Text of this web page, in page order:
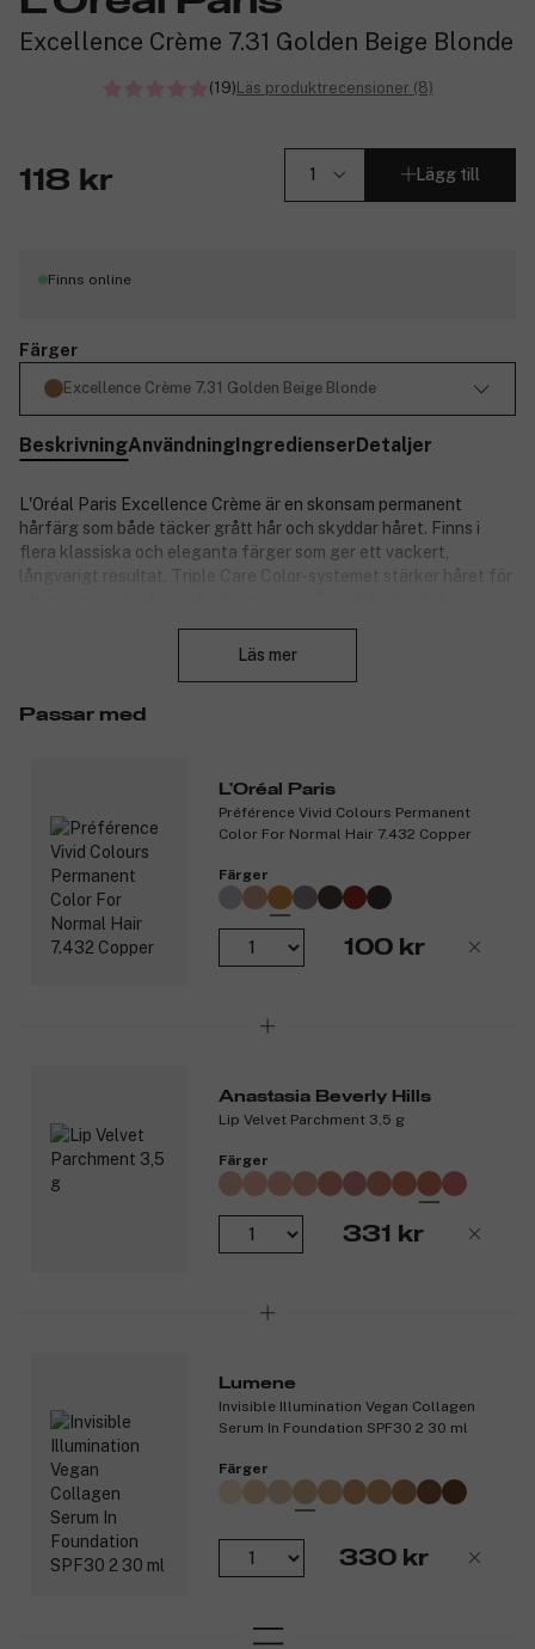
Excellence Crème 7.31 Golden Beige Blonde
(19)Läs produktrecensioner (8)
118 kr Lägg till
Finns online
Färger
Excellence Crème 7.31 Golden Beige Blonde
BeskrivningAnvändningIngredienserDetaljer
L'Oréal Paris Excellence Crème är en skonsam permanent
hårfärg som både täcker grått hår och skyddar håret. Finns i
flera klassiska och eleganta färger som ger ett vackert,
långvarigt resultat. Triple Care Color-systemet stärker håret för
gånger så mycket fukt.** Täcker grått hår upp till 100 procent
Täcker grått hår upp till 100 procent.
Dubbelt så dryg färgblandning – droppar inte.*
Förpackningen innehåller: Färgkräm, framkallningskräm,
efterbehandlingsschampo, efterbehandling, kam, handskar och
bruksanvisning.
*Jämfört med tidigare färgblandning. **Instrumentellt test.
Produktnummer:
Läs mer
Passar med
L'Oréal Paris
Préférence Vivid Colours Permanent
Color For Normal Hair 7.432 Copper
Färger
100 kr
Anastasia Beverly Hills
Lip Velvet Parchment 3,5 g
Färger
331 kr
Lumene
Invisible Illumination Vegan Collagen
Serum In Foundation SPF30 2 30 ml
Färger
330 kr